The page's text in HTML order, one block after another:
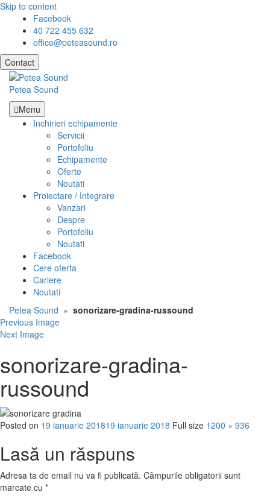
Skip to content
Facebook
40 722 455 632
office@peteasound.ro
Contact
Petea Sound
Menu
Inchirieri echipamente
Servicii
Portofoliu
Echipamente
Oferte
Noutati
Proiectare / Integrare
Vanzari
Despre
Portofoliu
Noutati
Facebook
Cere oferta
Cariere
Noutati
Petea Sound » sonorizare-gradina-russound
Previous Image
Next Image
sonorizare-gradina-
russound
Posted on 19 ianuarie 201819 ianuarie 2018 Full size 1200 × 936
Lasă un răspuns
Adresa ta de email nu va fi publicată. Câmpurile obligatorii sunt
marcate cu *